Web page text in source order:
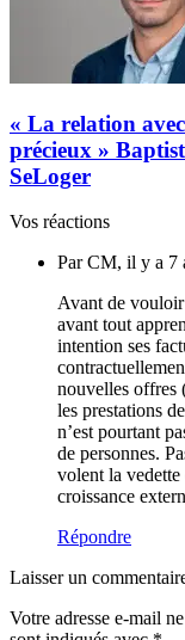
« La relation
précieux »
SeLoger
Vos réactions
Par CM, il y a 7
Avant de
avant tout
intention ses
nouvelles offres
les prestations
n’est pourtant
de personnes.
volent la vedette
croissance
Répondre
Laisser un
Votre adresse e-mail